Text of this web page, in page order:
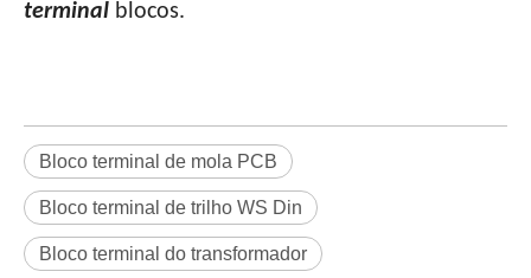
terminal blocos.
Bloco terminal de mola PCB
Bloco terminal de trilho WS Din
Bloco terminal do transformador